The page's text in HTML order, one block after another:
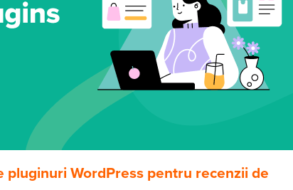
pluginuri WordPress pentru recenzii de